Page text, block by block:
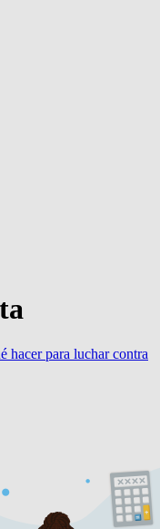
hacer para luchar contra